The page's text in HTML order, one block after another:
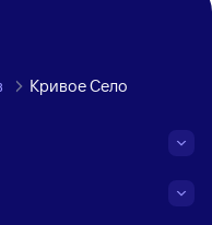
Кривое Село